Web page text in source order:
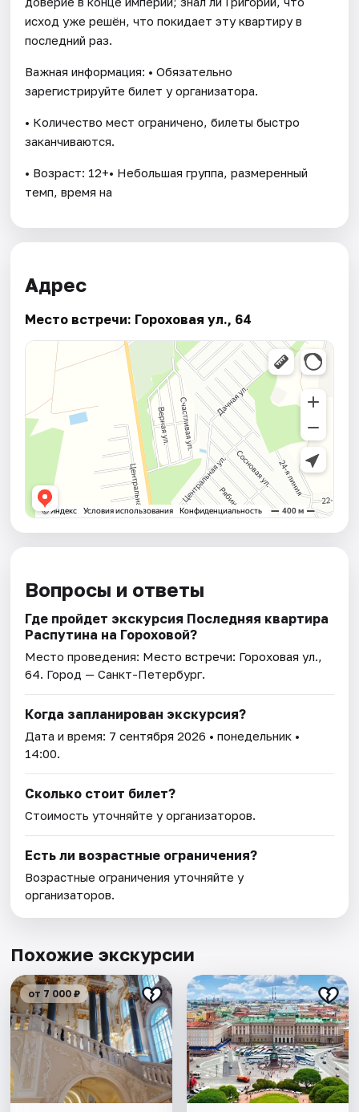
исход уже решён, что покидает эту квартиру в
последний раз.
Важная информация: • Обязательно
зарегистрируйте билет у организатора.
• Количество мест ограничено, билеты быстро
заканчиваются.
• Возраст: 12+• Небольшая группа, размеренный
темп, время на
Адрес
Место встречи: Гороховая ул., 64
Вопросы и ответы
Где пройдет экскурсия Последняя квартира
Распутина на Гороховой?
Место проведения: Место встречи: Гороховая ул.,
64. Город — Санкт-Петербург.
Когда запланирован экскурсия?
Дата и время: 7 сентября 2026 • понедельник •
14:00.
Сколько стоит билет?
Стоимость уточняйте у организаторов.
Есть ли возрастные ограничения?
Возрастные ограничения уточняйте у
организаторов.
Похожие экскурсии
от 7 000 ₽